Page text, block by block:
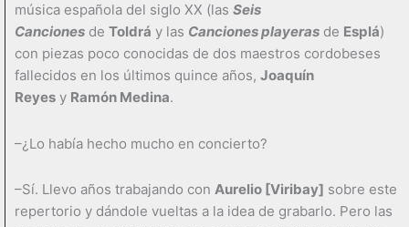
música española del siglo XX (las Seis
Canciones de Toldrá y las Canciones playeras de Esplá)
con piezas poco conocidas de dos maestros cordobeses
fallecidos en los últimos quince años, Joaquín
Reyes y Ramón Medina.
–¿Lo había hecho mucho en concierto?
–Sí. Llevo años trabajando con Aurelio [Viribay] sobre este
repertorio y dándole vueltas a la idea de grabarlo. Pero las